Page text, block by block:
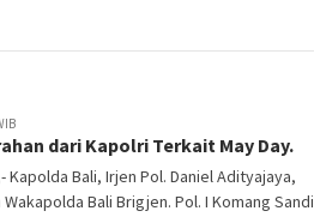
dari Kapolri Terkait May Day.
Kapolda Bali, Irjen Pol. Daniel Adityajaya,
Bali Brigjen. Pol. I Komang Sandi